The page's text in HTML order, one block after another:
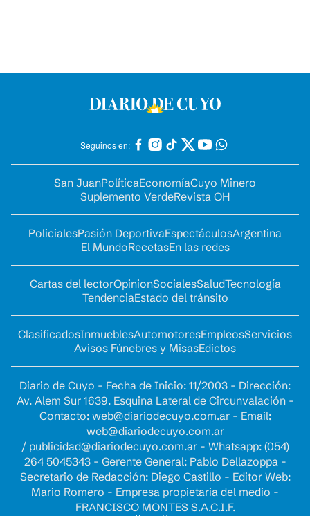
Seguinos en:
San JuanPolíticaEconomíaCuyo Minero
Suplemento VerdeRevista OH
PolicialesPasión DeportivaEspectáculosArgentina
El MundoRecetasEn las redes
Cartas del lectorOpinionSocialesSaludTecnología
TendenciaEstado del tránsito
ClasificadosInmueblesAutomotoresEmpleosServicios
Avisos Fúnebres y MisasEdictos
Diario de Cuyo - Fecha de Inicio: 11/2003 - Dirección:
Av. Alem Sur 1639. Esquina Lateral de Circunvalación -
Contacto: web@diariodecuyo.com.ar- Email:
web@diariodecuyo.com.ar
/ publicidad@diariodecuyo.com.ar- Whatsapp: (054)
264 5045343 - Gerente General: Pablo Dellazoppa -
Secretario de Redacción: Diego Castillo - Editor Web:
Mario Romero - Empresa propietaria del medio -
FRANCISCO MONTES S.A.C.I.F.